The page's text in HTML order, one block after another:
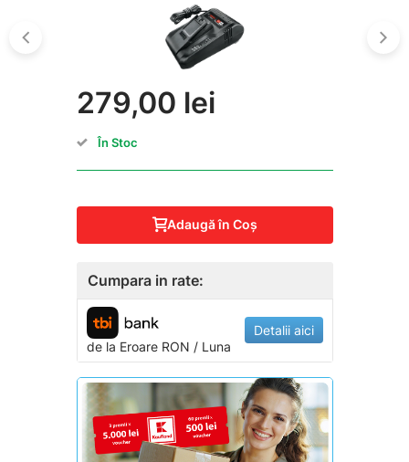
279,00 lei
În Stoc
Adaugă în Coş
Cumpara in rate:
de la EroareRON / Luna
Detalii aici